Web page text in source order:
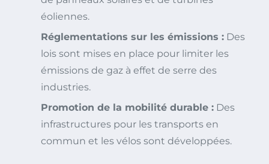
éoliennes.
Réglementations sur les émissions : Des
lois sont mises en place pour limiter les
émissions de gaz à effet de serre des
industries.
Promotion de la mobilité durable : Des
infrastructures pour les transports en
commun et les vélos sont développées.